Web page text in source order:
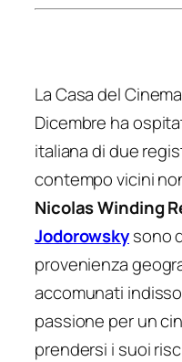
La Casa del
Dicembre ha
italiana di due
contempo vicini
Nicolas Winding
Jodorowskysono
provenienza
accomunati
passione per un
prendersi i suoi